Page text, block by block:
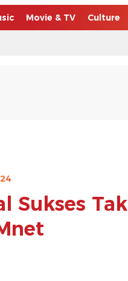
Movie & TV Culture
Sukses Tak